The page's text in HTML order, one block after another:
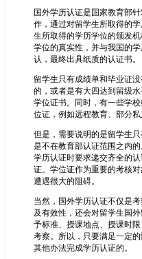
国外学历认证是国家教育部
作，通过对留学生所取得的
生所取得的学历学位的颁发
学位的真实性，并与我国的
认，最终出具纸质的认证书。
留学生只有成绩单和毕业证
的，或者是有大四达到留级
学位证书。同时，有一些学
位证，例如远程教育、部分私
但是，需要说明的是留学生
是不在教育部认证范围之内
学历认证时要求递交齐全的
证。学位证作为重要的考核
遭遇很大的阻碍。
当然，国外学历认证不仅是
及有效性，还会对留学生国
予标准、授课地点、授课时
考察。所以，只要满足一定
其他办法完成学历认证的。